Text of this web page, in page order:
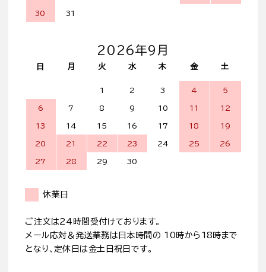
30 31
2026年9月
日 月 火 水 木 金 土
1 2 3 4 5
6 7 8 9 10 11 12
13 14 15 16 17 18 19
20 21 22 23 24 25 26
27 28 29 30
休業日
ご注文は24時間受付けております。
メール応対＆発送業務は日本時間の 10時から18時まで
となり、定休日は金土日祝日です。